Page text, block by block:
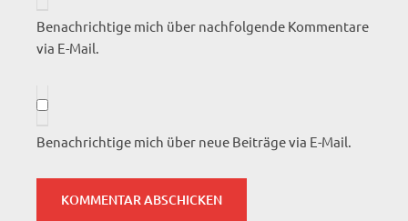
Benachrichtige mich über nachfolgende Kommentare
via E-Mail.
Benachrichtige mich über neue Beiträge via E-Mail.